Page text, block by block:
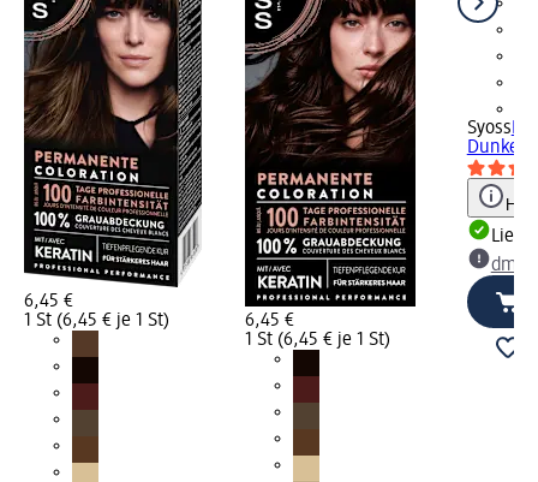
6,45 €
1 St (6,45 € je 1 St)
6,45 €
1 St (6,45 € je 1 St)
Syoss
dm